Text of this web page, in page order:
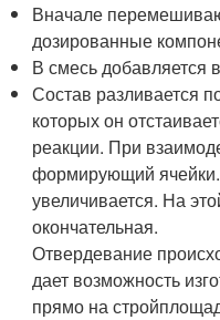
Вначале
дозированные
В смесь добавляется
Состав разливается
которых он
реакции. При
формирующий
увеличивается. На
окончательная.
Отвердевание
дает возможность
прямо на